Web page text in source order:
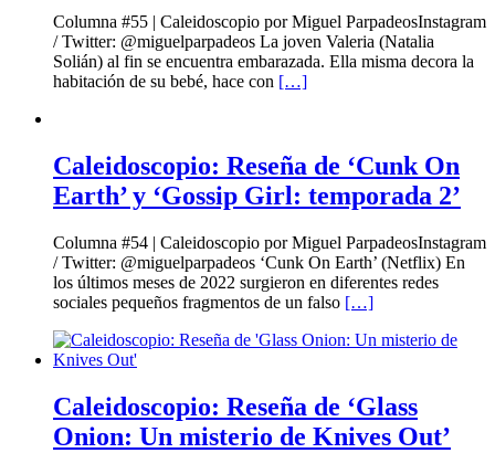
Columna #55 | Caleidoscopio por Miguel ParpadeosInstagram
/ Twitter: @miguelparpadeos La joven Valeria (Natalia
Solián) al fin se encuentra embarazada. Ella misma decora la
habitación de su bebé, hace con […]
Caleidoscopio: Reseña de ‘Cunk On
Earth’ y ‘Gossip Girl: temporada 2’
Columna #54 | Caleidoscopio por Miguel ParpadeosInstagram
/ Twitter: @miguelparpadeos ‘Cunk On Earth’ (Netflix) En
los últimos meses de 2022 surgieron en diferentes redes
sociales pequeños fragmentos de un falso […]
Caleidoscopio: Reseña de ‘Glass
Onion: Un misterio de Knives Out’